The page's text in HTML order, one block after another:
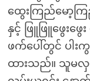
ထွေးကြည်မော့က
နှင့် ဖြူဖြူဖွေးဖွေ
ဖက်ပေါ်တွင် ပါး
ထားသည်။ သူမလှ